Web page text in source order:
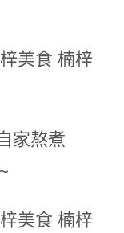
家熬煮